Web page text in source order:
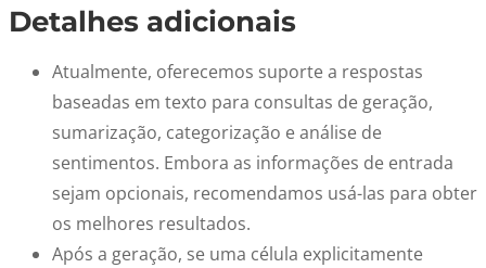
Detalhes adicionais
Atualmente, oferecemos suporte a respostas
baseadas em texto para consultas de geração,
sumarização, categorização e análise de
sentimentos. Embora as informações de entrada
sejam opcionais, recomendamos usá-las para obter
os melhores resultados.
Após a geração, se uma célula explicitamente